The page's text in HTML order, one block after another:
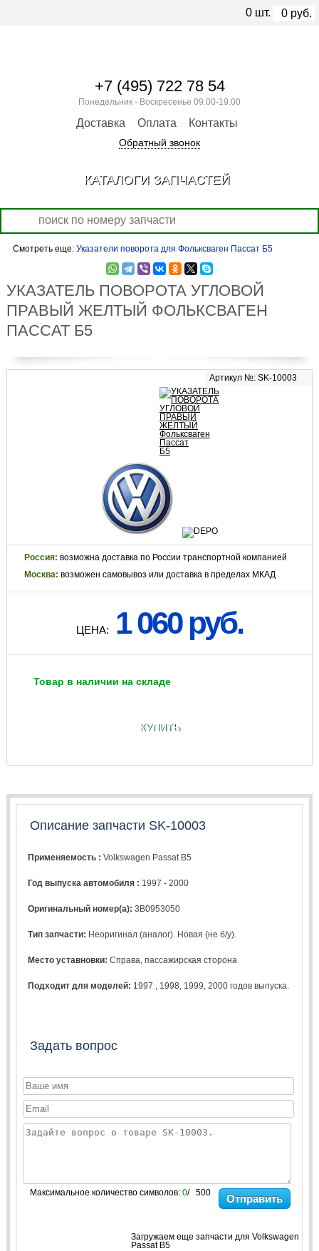
Смотреть еще: Указатели поворота для Фольксваген Пассат Б5
УКАЗАТЕЛЬ ПОВОРОТА УГЛОВОЙ
ПРАВЫЙ ЖЕЛТЫЙ ФОЛЬКСВАГЕН
ПАССАТ Б5
Артикул №: SK-10003
Россия: возможна доставка по России транспортной компанией
Москва: возможен самовывоз или доставка в пределах МКАД
ЦЕНА: 1 060 руб.
Товар в наличии на складе
КУПИТЬ
Описание запчасти SK-10003
Применяемость :Volkswagen Passat B5
Год выпуска автомобиля : 1997 - 2000
Оригинальный номер(а):3B0953050
Тип запчасти: Неоригинал (аналог). Новая (не б/у).
Место уставновки:Справа, пассажирская сторона
Подходит для моделей: 1997 1998 1999 ,2000 годов выпуска.
Задать вопрос
Максимальное количество символов: 0/ 500 Отправить
Загружаем еще запчасти для Volkswagen
Passat B5
+7 (495) 722 78 54
Понедельник - Воскресенье 09.00-19.00
Доставка Оплата Контакты
Обратный звонок
0 шт. 0 руб.
КАТАЛОГИ ЗАПЧАСТЕЙ